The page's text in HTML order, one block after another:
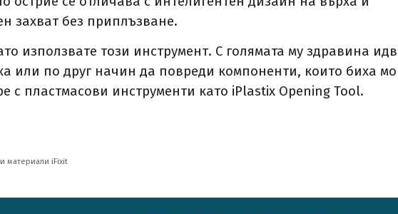
захват без приплъзване.
използвате този инструмент. С голямата му здравина
или по друг начин да повреди компоненти, които биха
с пластмасови инструменти като iPlastix Opening Tool.
материали iFixit